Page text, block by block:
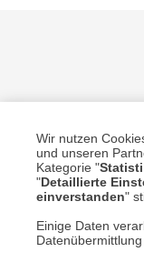
Wir nutzen
und unseren
Kategorie "
"Detaillierte
einverstanden"
Einige Daten
Unsere